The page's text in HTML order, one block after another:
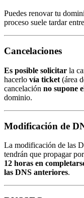
Puedes renovar tu
proceso suele tardar
Cancelaciones
Es posible solicitar la
hacerlo vía ticket (área
cancelación no supone
dominio.
Modificación de
La modificación de las
tendrán que propagar
12 horas en
las DNS anteriores.